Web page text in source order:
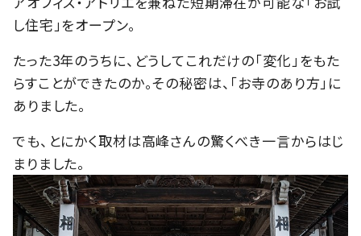
し住宅」をオープン。
たった3年のうちに、どうしてこれだけの「変化」をもた
らすことができたのか。その秘密は、「お寺のあり方」に
ありました。
でも、とにかく取材は高峰さんの驚くべき一言からはじ
まりました。